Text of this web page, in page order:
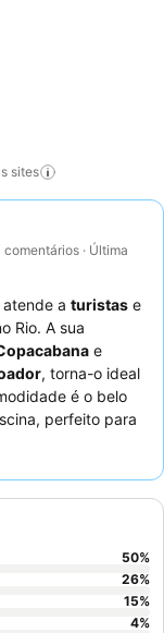
sites
· Última
a turistas e
Rio. A sua
e
, torna-o ideal
é o belo
perfeito para
quarto num
50%
26%
15%
4%